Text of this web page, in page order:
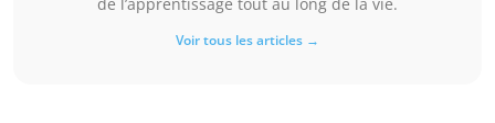
Voir tous les articles →